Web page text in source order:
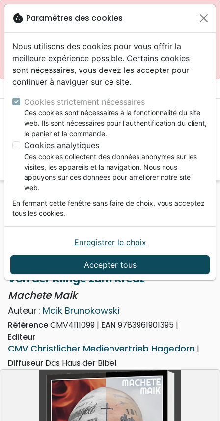
blockSite réservé aux professionnels
Accès pour les professionnels : Se connecter
Site pour le grand public : La Maison de la Bible
menu
Vous ne pouvez pas créer de nouvelle commande
depuis votre pays (United States).
Témoignages, biographies
Von der Klinge zum Kreuz - Machete Maik
Von der Klinge zum Kreuz
Machete Maik
Auteur : Maik Brunokowski
RéférenceCMV4111099 EAN 9783961901395
Editeur
CMV Christlicher Medienvertrieb Hagedorn
Diffuseur Das Haus der Bibel
cookie Paramètres des cookies
Nous utilisons des cookies pour vous offrir la
meilleure expérience possible. Certains cookies
sont nécessaires, vous devez les accepter pour
continuer à naviguer sur ce site.
Cookies strictement nécessaires
Ces cookies sont nécessaires à la fonctionnalité du site
web. Ils sont nécessaires pour l'authentification du client,
le panier et la commande.
Cookies analytiques
Ces cookies collectent des données anonymes sur les
visites, les appareils et la navigation. Nous nous
appuyons sur ces données pour améliorer notre site
web.
En fermant cette fenêtre sans faire de choix, vous acceptez
tous les cookies.
Accepter tous
Enregistrer le choix